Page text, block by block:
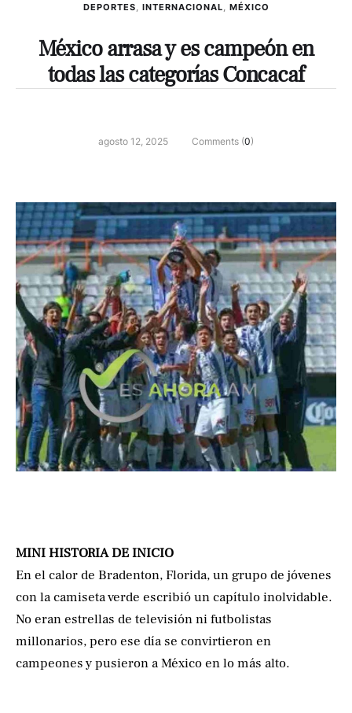
DEPORTES, INTERNACIONAL, MÉXICO
México arrasa y es campeón en
todas las categorías Concacaf
agosto 12, 2025 Comments (0)
MINI HISTORIA DE INICIO
En el calor de Bradenton, Florida, un grupo de jóvenes
con la camiseta verde escribió un capítulo inolvidable.
No eran estrellas de televisión ni futbolistas
millonarios, pero ese día se convirtieron en
campeones y pusieron a México en lo más alto.